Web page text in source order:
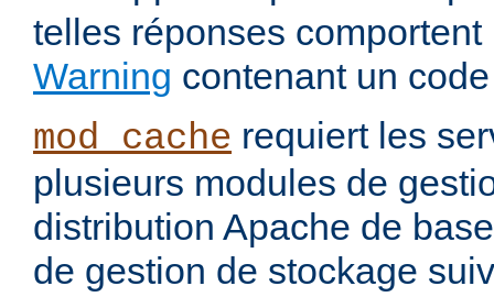
telles réponses
Warning contenant un
mod_cache requiert les
plusieurs modules de
distribution Apache de
de gestion de stockage